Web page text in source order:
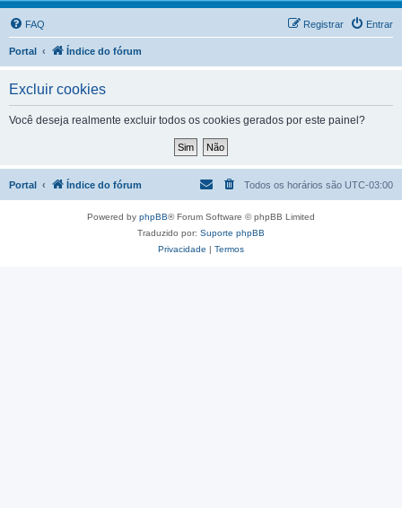
FAQ Entrar
Registrar
Portal Índice do fórum
Excluir cookies
Você deseja realmente excluir todos os cookies gerados por este painel?
Portal Índice do fórum Todos os horários são UTC-03:00
Powered by phpBB® Forum Software © phpBB Limited
Traduzido por: Suporte phpBB
Privacidade | Termos